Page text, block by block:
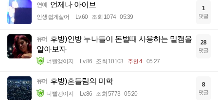
연예 언제나 아이브
인생쉽게살어 Lv.60 조회 1074 05:39
1
댓글
유머 후방)인방 누나들이 돈벌때 사용하는 밑캠을
알아보자
너빨갱이지 Lv.86 조회 10103 추천 4 05:27
28
댓글
유머 후방)흔들림의 미학
너빨갱이지 Lv.86 조회 5773 05:20
8
댓글